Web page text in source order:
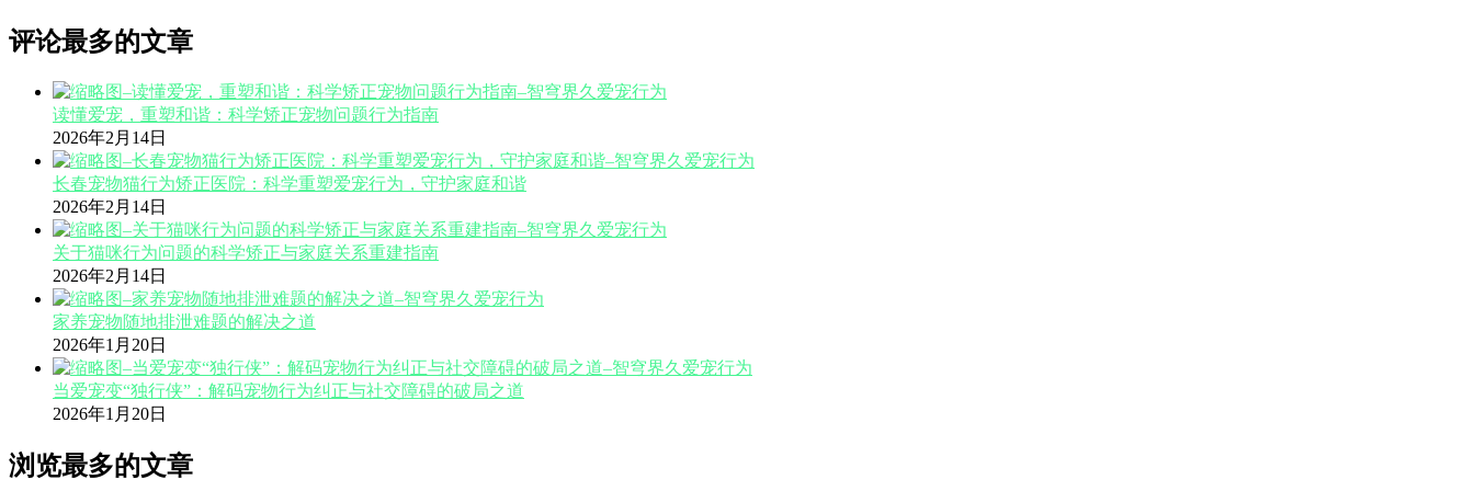
评论最多的文章
读懂爱宠，重塑和谐：科学矫正宠物问题行为指南
2026年2月14日
长春宠物猫行为矫正医院：科学重塑爱宠行为，守护家庭和谐
2026年2月14日
关于猫咪行为问题的科学矫正与家庭关系重建指南
2026年2月14日
家养宠物随地排泄难题的解决之道
2026年1月20日
当爱宠变“独行侠”：解码宠物行为纠正与社交障碍的破局之道
2026年1月20日
浏览最多的文章